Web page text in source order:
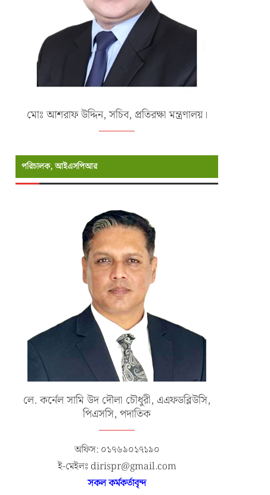
মোঃ আশরাফ উদ্দিন, সচিব, প্রতিরক্ষা মন্ত্রণালয়।
পরিচালক, আইএসপিআর
লে. কর্নেল সামি উদ দৌলা চৌধুরী, এএফডব্লিউসি,
পিএসসি, পদাতিক
অফিস: ০১৭৬৯০১৭১৯০
ই-মেইলঃ dirispr@gmail.com
সকল কর্মকর্তাবৃন্দ